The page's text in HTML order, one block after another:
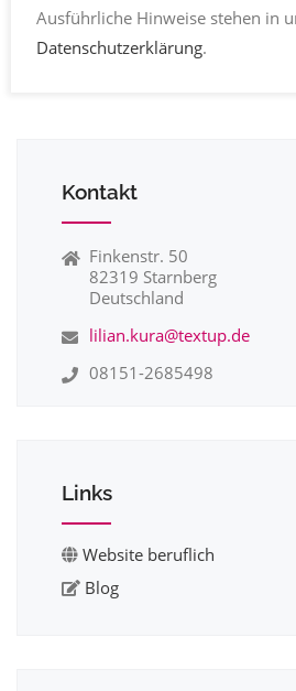
Text-Feinschliff
Website-Texte
Kontakt
Finkenstr. 50
82319 Starnberg
Deutschland
lilian.kura@textup.de
08151-2685498
Links
Website beruflich
Blog
Ausführliche Hinweise stehen in
Datenschutzerklärung.